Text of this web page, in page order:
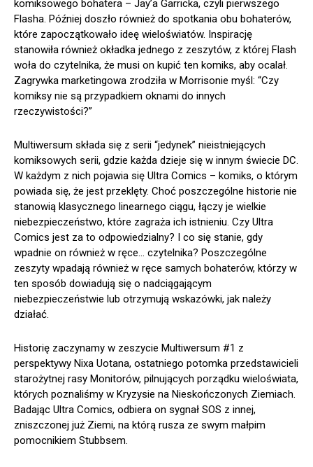
komiksowego bohatera – Jay’a Garricka, czyli pierwszego
Flasha. Później doszło również do spotkania obu bohaterów,
które zapoczątkowało ideę wieloświatów. Inspirację
stanowiła również okładka jednego z zeszytów, z której Flash
woła do czytelnika, że musi on kupić ten komiks, aby ocalał.
Zagrywka marketingowa zrodziła w Morrisonie myśl: “Czy
komiksy nie są przypadkiem oknami do innych
rzeczywistości?”
Multiwersum składa się z serii “jedynek” nieistniejących
komiksowych serii, gdzie każda dzieje się w innym świecie DC.
W każdym z nich pojawia się Ultra Comics – komiks, o którym
powiada się, że jest przeklęty. Choć poszczególne historie nie
stanowią klasycznego linearnego ciągu, łączy je wielkie
niebezpieczeństwo, które zagraża ich istnieniu. Czy Ultra
Comics jest za to odpowiedzialny? I co się stanie, gdy
wpadnie on również w ręce… czytelnika? Poszczególne
zeszyty wpadają również w ręce samych bohaterów, którzy w
ten sposób dowiadują się o nadciągającym
niebezpieczeństwie lub otrzymują wskazówki, jak należy
działać.
Historię zaczynamy w zeszycie Multiwersum #1 z
perspektywy Nixa Uotana, ostatniego potomka przedstawicieli
starożytnej rasy Monitorów, pilnujących porządku wieloświata,
których poznaliśmy w Kryzysie na Nieskończonych Ziemiach.
Badając Ultra Comics, odbiera on sygnał SOS z innej,
zniszczonej już Ziemi, na którą rusza ze swym małpim
pomocnikiem Stubbsem.